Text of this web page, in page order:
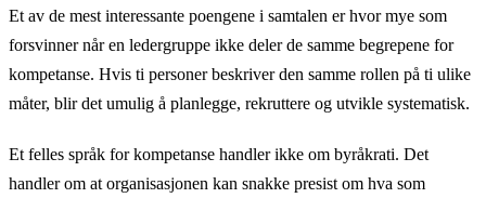
Et av de mest interessante poengene i samtalen er hvor mye som
forsvinner når en ledergruppe ikke deler de samme begrepene for
kompetanse. Hvis ti personer beskriver den samme rollen på ti ulike
måter, blir det umulig å planlegge, rekruttere og utvikle systematisk.
Et felles språk for kompetanse handler ikke om byråkrati. Det
handler om at organisasjonen kan snakke presist om hva som